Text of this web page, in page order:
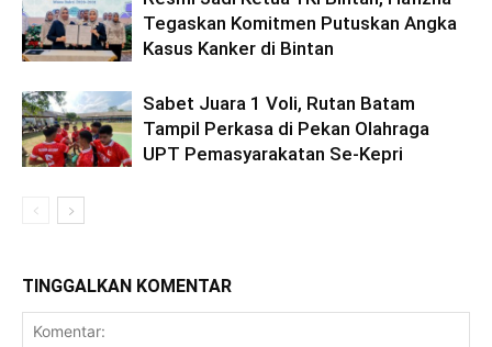
Tegaskan Komitmen Putuskan Angka
Kasus Kanker di Bintan
Sabet Juara 1 Voli, Rutan Batam
Tampil Perkasa di Pekan Olahraga
UPT Pemasyarakatan Se-Kepri
TINGGALKAN KOMENTAR